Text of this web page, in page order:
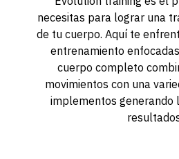
necesitas para lograr una
de tu cuerpo. Aquí te
entrenamiento
cuerpo completo
movimientos con una
implementos generando